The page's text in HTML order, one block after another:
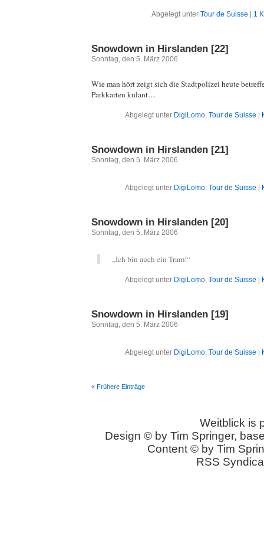
Abgelegt unter Tour de Suisse 1
Snowdown in Hirslanden [22]
Sonntag, den 5. März 2006
Wie man hört zeigt sich die Stadtpolizei heute
Parkkarten kulant…
Abgelegt unter DigiLomo, Tour de Suisse
Snowdown in Hirslanden [21]
Sonntag, den 5. März 2006
Abgelegt unter DigiLomo, Tour de Suisse
Snowdown in Hirslanden [20]
Sonntag, den 5. März 2006
„Ich bin auch ein Tram!“
Abgelegt unter DigiLomo, Tour de Suisse
Snowdown in Hirslanden [19]
Sonntag, den 5. März 2006
Abgelegt unter DigiLomo, Tour de Suisse
« Frühere Einträge
Weitblick is
Design © by Tim Springer,
Content © by Tim
RSS